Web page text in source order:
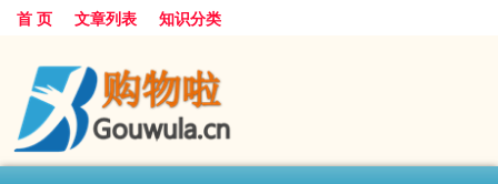
首 页 文章列表 知识分类